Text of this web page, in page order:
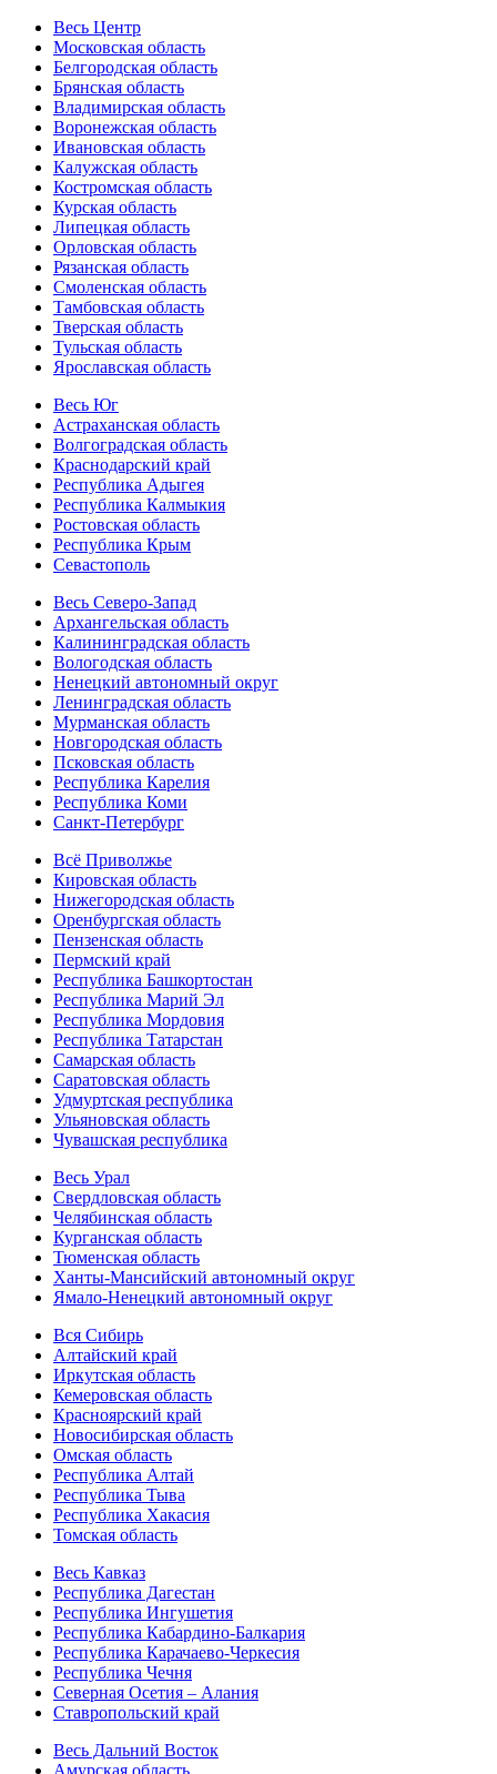
Весь Центр
Московская область
Белгородская область
Брянская область
Владимирская область
Воронежская область
Ивановская область
Калужская область
Костромская область
Курская область
Липецкая область
Орловская область
Рязанская область
Смоленская область
Тамбовская область
Тверская область
Тульская область
Ярославская область
Весь Юг
Астраханская область
Волгоградская область
Краснодарский край
Республика Адыгея
Республика Калмыкия
Ростовская область
Республика Крым
Севастополь
Весь Северо-Запад
Архангельская область
Калининградская область
Вологодская область
Ненецкий автономный округ
Ленинградская область
Мурманская область
Новгородская область
Псковская область
Республика Карелия
Республика Коми
Санкт-Петербург
Всё Приволжье
Кировская область
Нижегородская область
Оренбургская область
Пензенская область
Пермский край
Республика Башкортостан
Республика Марий Эл
Республика Мордовия
Республика Татарстан
Самарская область
Саратовская область
Удмуртская республика
Ульяновская область
Чувашская республика
Весь Урал
Свердловская область
Челябинская область
Курганская область
Тюменская область
Ханты-Мансийский автономный округ
Ямало-Ненецкий автономный округ
Вся Сибирь
Алтайский край
Иркутская область
Кемеровская область
Красноярский край
Новосибирская область
Омская область
Республика Алтай
Республика Тыва
Республика Хакасия
Томская область
Весь Кавказ
Республика Дагестан
Республика Ингушетия
Республика Кабардино-Балкария
Республика Карачаево-Черкесия
Республика Чечня
Северная Осетия – Алания
Ставропольский край
Весь Дальний Восток
Амурская область